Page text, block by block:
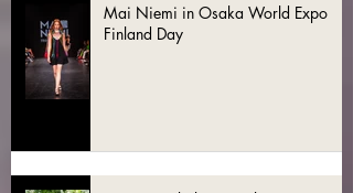
Mai Niemi in Osaka World Expo
Finland Day